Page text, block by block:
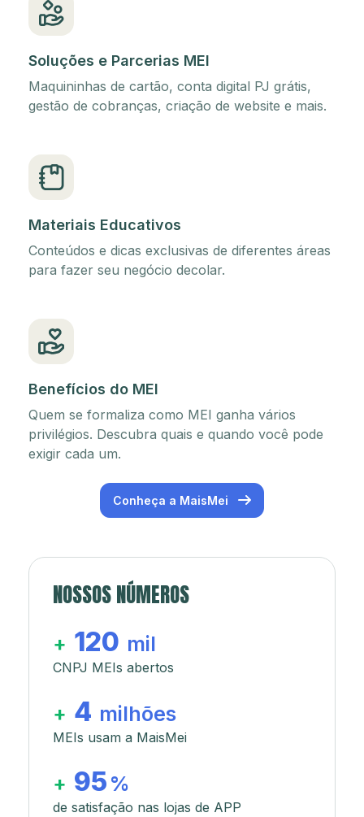
Soluções e Parcerias MEI
Maquininhas de cartão, conta digital PJ grátis,
gestão de cobranças, criação de website e mais.
Materiais Educativos
Conteúdos e dicas exclusivas de diferentes áreas
para fazer seu negócio decolar.
Benefícios do MEI
Quem se formaliza como MEI ganha vários
privilégios. Descubra quais e quando você pode
exigir cada um.
Conheça a MaisMei
NOSSOS NÚMEROS
+ 120 mil
CNPJ MEIs abertos
+ 4 milhões
MEIs usam a MaisMei
+ 95 %
de satisfação nas lojas de APP